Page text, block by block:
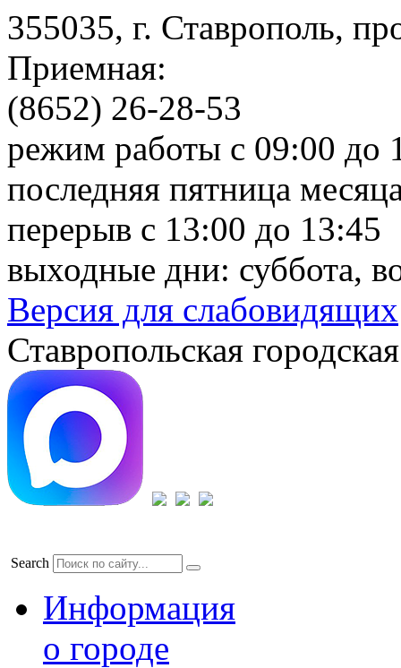
355035, г. Ставрополь,
Приемная:
(8652) 26-28-53
режим работы с 09:00 до
последняя пятница
перерыв с 13:00 до 13:45
выходные дни: суббота,
Версия для слабовидящих
Ставропольская
Search
Информация
о городе